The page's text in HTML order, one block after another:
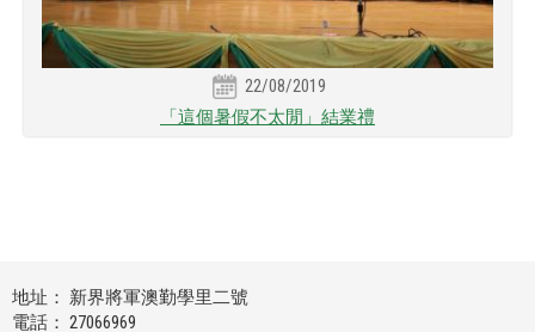
22/08/2019
「這個暑假不太閒」結業禮
地址： 新界將軍澳勤學里二號
電話： 27066969